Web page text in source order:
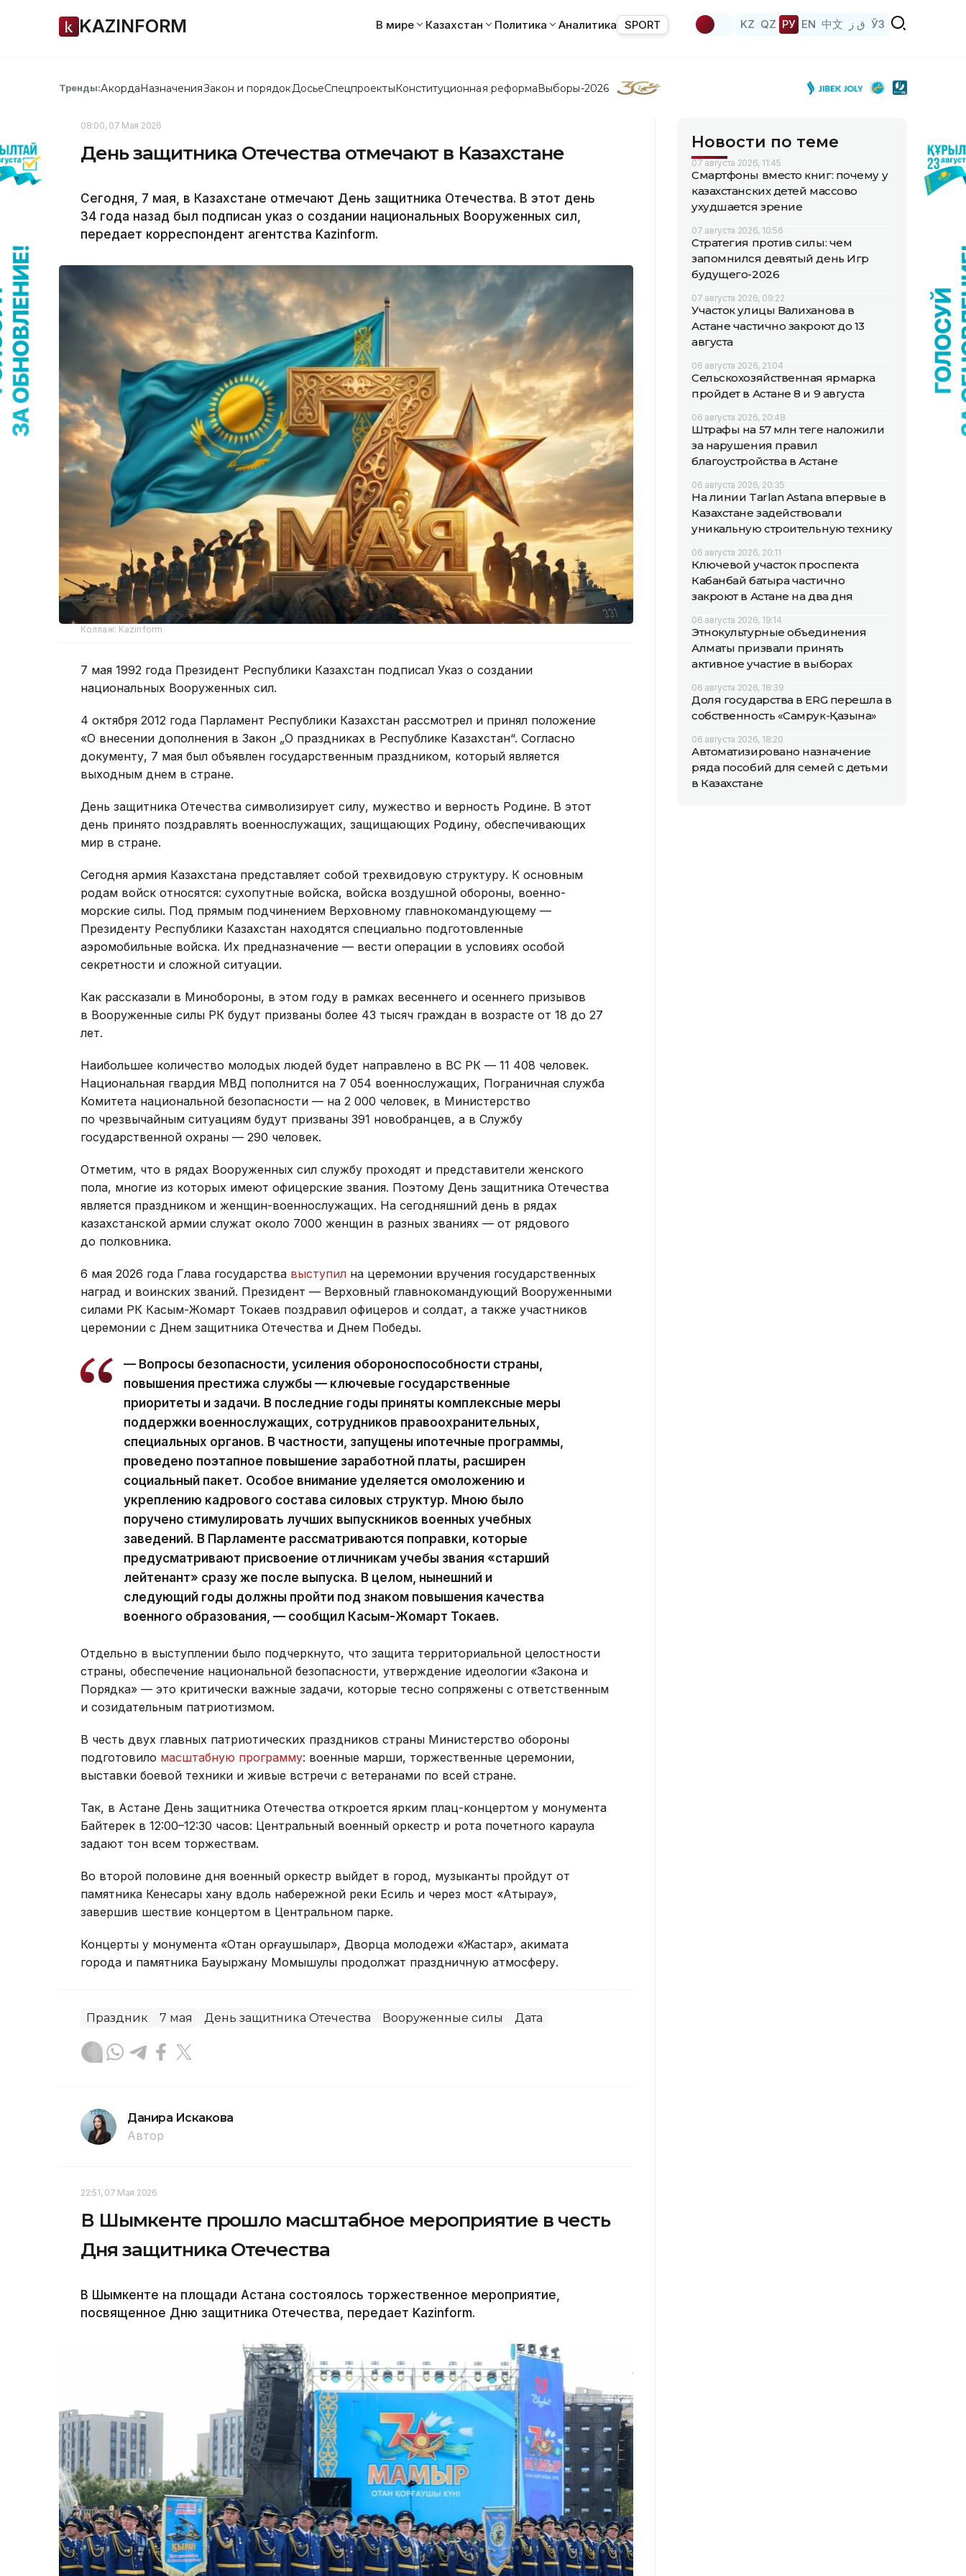
KAZINFORM В мире Казахстан Политика Аналитика SPORT KZ QZ РУ EN 中文 ق ز ЎЗ
Тренды:АкордаНазначенияЗакон и порядок ДосьеСпецпроектыКонституционная реформаВыборы-2026
08:00, 07 Мая 2026
День защитника Отечества отмечают в Казахстане
Сегодня, 7 мая, в Казахстане отмечают День защитника Отечества. В этот день
34 года назад был подписан указ о создании национальных Вооруженных сил,
передает корреспондент агентства Kazinform.
Коллаж: Kazinform
7 мая 1992 года Президент Республики Казахстан подписал Указ о создании
национальных Вооруженных сил.
4 октября 2012 года Парламент Республики Казахстан рассмотрел и принял положение
«О внесении дополнения в Закон „О праздниках в Республике Казахстан“. Согласно
документу, 7 мая был объявлен государственным праздником, который является
выходным днем в стране.
День защитника Отечества символизирует силу, мужество и верность Родине. В этот
день принято поздравлять военнослужащих, защищающих Родину, обеспечивающих
мир в стране.
Сегодня армия Казахстана представляет собой трехвидовую структуру. К основным
родам войск относятся: сухопутные войска, войска воздушной обороны, военно-
морские силы. Под прямым подчинением Верховному главнокомандующему —
Президенту Республики Казахстан находятся специально подготовленные
аэромобильные войска. Их предназначение — вести операции в условиях особой
секретности и сложной ситуации.
Как рассказали в Минобороны, в этом году в рамках весеннего и осеннего призывов
в Вооруженные силы РК будут призваны более 43 тысяч граждан в возрасте от 18 до 27
лет.
Наибольшее количество молодых людей будет направлено в ВС РК — 11 408 человек.
Национальная гвардия МВД пополнится на 7 054 военнослужащих, Пограничная служба
Комитета национальной безопасности — на 2 000 человек, в Министерство
по чрезвычайным ситуациям будут призваны 391 новобранцев, а в Службу
государственной охраны — 290 человек.
Отметим, что в рядах Вооруженных сил службу проходят и представители женского
пола, многие из которых имеют офицерские звания. Поэтому День защитника Отечества
является праздником и женщин-военнослужащих. На сегодняшний день в рядах
казахстанской армии служат около 7000 женщин в разных званиях — от рядового
до полковника.
6 мая 2026 года Глава государства выступил на церемонии вручения государственных
наград и воинских званий. Президент — Верховный главнокомандующий Вооруженными
силами РК Касым-Жомарт Токаев поздравил офицеров и солдат, а также участников
церемонии с Днем защитника Отечества и Днем Победы.
— Вопросы безопасности, усиления обороноспособности страны,
повышения престижа службы — ключевые государственные
приоритеты и задачи. В последние годы приняты комплексные меры
поддержки военнослужащих, сотрудников правоохранительных,
специальных органов. В частности, запущены ипотечные программы,
проведено поэтапное повышение заработной платы, расширен
социальный пакет. Особое внимание уделяется омоложению и
укреплению кадрового состава силовых структур. Мною было
поручено стимулировать лучших выпускников военных учебных
заведений. В Парламенте рассматриваются поправки, которые
предусматривают присвоение отличникам учебы звания «старший
лейтенант» сразу же после выпуска. В целом, нынешний и
следующий годы должны пройти под знаком повышения качества
военного образования, — сообщил Касым-Жомарт Токаев.
Отдельно в выступлении было подчеркнуто, что защита территориальной целостности
страны, обеспечение национальной безопасности, утверждение идеологии «Закона и
Порядка» — это критически важные задачи, которые тесно сопряжены с ответственным
и созидательным патриотизмом.
В честь двух главных патриотических праздников страны Министерство обороны
подготовило масштабную программу: военные марши, торжественные церемонии,
выставки боевой техники и живые встречи с ветеранами по всей стране.
Так, в Астане День защитника Отечества откроется ярким плац-концертом у монумента
Байтерек в 12:00–12:30 часов: Центральный военный оркестр и рота почетного караула
задают тон всем торжествам.
Во второй половине дня военный оркестр выйдет в город, музыканты пройдут от
памятника Кенесары хану вдоль набережной реки Есиль и через мост «Атырау»,
завершив шествие концертом в Центральном парке.
Концерты у монумента «Отан қорғаушылар», Дворца молодежи «Жастар», акимата
города и памятника Бауыржану Момышулы продолжат праздничную атмосферу.
Праздник 7 мая День защитника Отечества Вооруженные силы Дата
Данира Искакова
Автор
22:51, 07 Мая 2026
В Шымкенте прошло масштабное мероприятие в честь
Дня защитника Отечества
В Шымкенте на площади Астана состоялось торжественное мероприятие,
посвященное Дню защитника Отечества, передает Kazinform.
Новости по теме
07 августа 2026, 11:45
Смартфоны вместо книг: почему у
казахстанских детей массово
ухудшается зрение
07 августа 2026, 10:56
Стратегия против силы: чем
запомнился девятый день Игр
будущего-2026
07 августа 2026, 09:22
Участок улицы Валиханова в
Астане частично закроют до 13
августа
06 августа 2026, 21:04
Сельскохозяйственная ярмарка
пройдет в Астане 8 и 9 августа
06 августа 2026, 20:48
Штрафы на 57 млн теңге наложили
за нарушения правил
благоустройства в Астане
06 августа 2026, 20:35
На линии Tarlan Astana впервые в
Казахстане задействовали
уникальную строительную технику
06 августа 2026, 20:11
Ключевой участок проспекта
Кабанбай батыра частично
закроют в Астане на два дня
06 августа 2026, 19:14
Этнокультурные объединения
Алматы призвали принять
активное участие в выборах
06 августа 2026, 18:39
Доля государства в ERG перешла в
собственность «Самрук-Қазына»
06 августа 2026, 18:20
Автоматизировано назначение
ряда пособий для семей с детьми
в Казахстане